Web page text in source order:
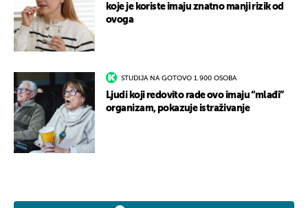
koje je koriste imaju znatno manji rizik od
ovoga
STUDIJA NA GOTOVO 1.900 OSOBA
Ljudi koji redovito rade ovo imaju “mlađi”
organizam, pokazuje istraživanje